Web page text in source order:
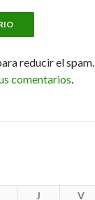
reducir el spam.
comentarios.
J V